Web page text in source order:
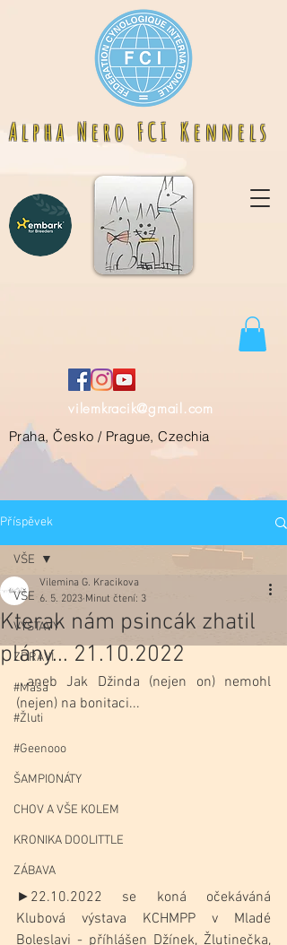
vilemkracik@gmail.com
A l p h a N e r o F C I K e n n e l s
Praha, Česko / Prague, Czechia
Příspěvek
VŠE
VÝSTAVY
ZDRAVÍ
#Máša
#Žluti
#Geenooo
ŠAMPIONÁTY
CHOV A VŠE KOLEM
KRONIKA DOOLITTLE
ZÁBAVA
VŠE
Kterak nám psincák zhatil
plány... 21.10.2022
Vilemina G. Kracikova
6. 5. 2023 Minut čtení: 3
...aneb Jak Džinda (nejen on) nemohl
(nejen) na bonitaci...
►22.10.2022 se koná očekáváná
Klubová výstava KCHMPP v Mladé
Boleslavi - příhlášen Džínek, Žlutinečka,